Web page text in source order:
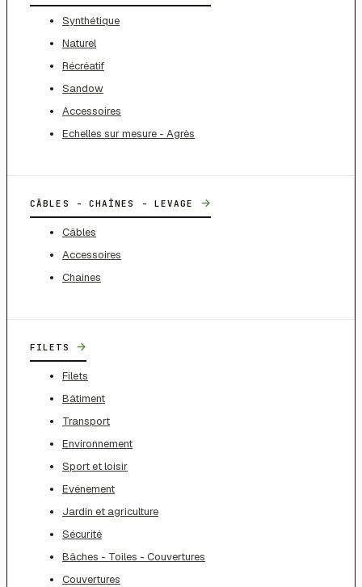
Synthétique
Naturel
Récréatif
Sandow
Accessoires
Echelles sur mesure - Agrès
CÂBLES - CHAÎNES - LEVAGE →
Câbles
Accessoires
Chaines
FILETS →
Filets
Bâtiment
Transport
Environnement
Sport et loisir
Evénement
Jardin et agriculture
Sécurité
Bâches - Toiles - Couvertures
Couvertures